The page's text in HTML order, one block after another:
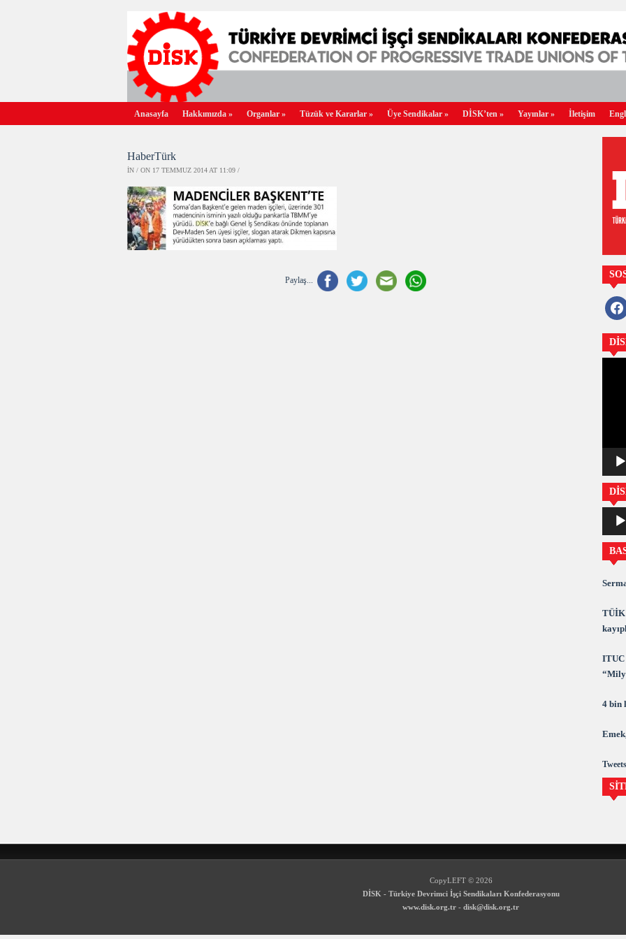
Anasayfa Hakkımızda » Organlar » Tüzük ve Kararlar » Üye Sendikalar » DİSK’ten » Yayınlar » İletişim
HaberTürk
IN / ON 17 TEMMUZ 2014 AT 11:09 /
Paylaş...
oynatıcı
TÜİK
ITUC
4 bin
CopyLEFT © 2026
DİSK - Türkiye Devrimci İşçi Sendikaları Konfederasyonu
www.disk.org.tr - disk@disk.org.tr